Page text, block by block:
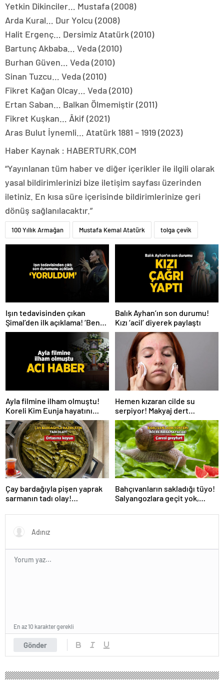
Yetkin Dikinciler… Mustafa (2008)
Arda Kural… Dur Yolcu (2008)
Halit Ergenç… Dersimiz Atatürk (2010)
Bartunç Akbaba… Veda (2010)
Burhan Güven… Veda (2010)
Sinan Tuzcu… Veda (2010)
Fikret Kağan Olcay… Veda (2010)
Ertan Saban… Balkan Ölmemiştir (2011)
Fikret Kuşkan… Âkif (2021)
Aras Bulut İynemli… Atatürk 1881 – 1919 (2023)
Haber Kaynak : HABERTURK.COM
“Yayınlanan tüm haber ve diğer içerikler ile ilgili olarak
yasal bildirimlerinizi bize iletişim sayfası üzerinden
iletiniz. En kısa süre içerisinde bildirimlerinize geri
dönüş sağlanılacaktır.”
100 Yıllık Armağan Mustafa Kemal Atatürk tolga çevik
Işın tedavisinden çıkan
Şimal’den ilk açıklama! ‘Ben
çok yoruldum’
Balık Ayhan’ın son durumu!
Kızı ‘acil’ diyerek paylaştı
Ayla filmine ilham olmuştu!
Koreli Kim Eunja hayatını
kaybetti
Hemen kızaran cilde su
serpiyor! Makyaj dert
olmayacak, 2 ürün yetiyor
Çay bardağıyla pişen yaprak
sarmanın tadı olay!
Bahçıvanların sakladığı tüyo!
Salyangozlara geçit yok,
Gönder
En az 10 karakter gerekli